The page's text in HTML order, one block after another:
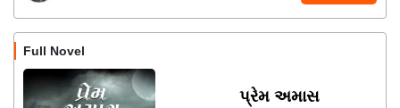
Full Novel
પ્રેમ અમાસ